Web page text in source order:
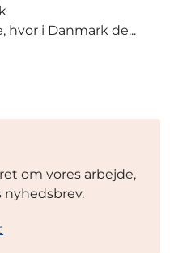
hvor i Danmark de...
om vores arbejde,